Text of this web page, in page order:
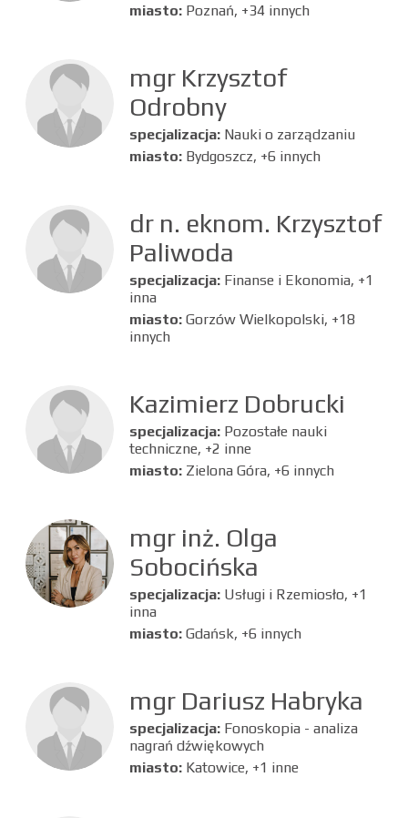
miasto: Poznań, +34 innych
mgr Krzysztof
Odrobny
specjalizacja: Nauki o zarządzaniu
miasto: Bydgoszcz, +6 innych
dr n. eknom. Krzysztof
Paliwoda
specjalizacja: Finanse i Ekonomia, +1
inna
miasto: Gorzów Wielkopolski, +18
innych
Kazimierz Dobrucki
specjalizacja: Pozostałe nauki
techniczne, +2 inne
miasto: Zielona Góra, +6 innych
mgr inż. Olga
Sobocińska
specjalizacja: Usługi i Rzemiosło, +1
inna
miasto: Gdańsk, +6 innych
mgr Dariusz Habryka
specjalizacja: Fonoskopia - analiza
nagrań dźwiękowych
miasto: Katowice, +1 inne